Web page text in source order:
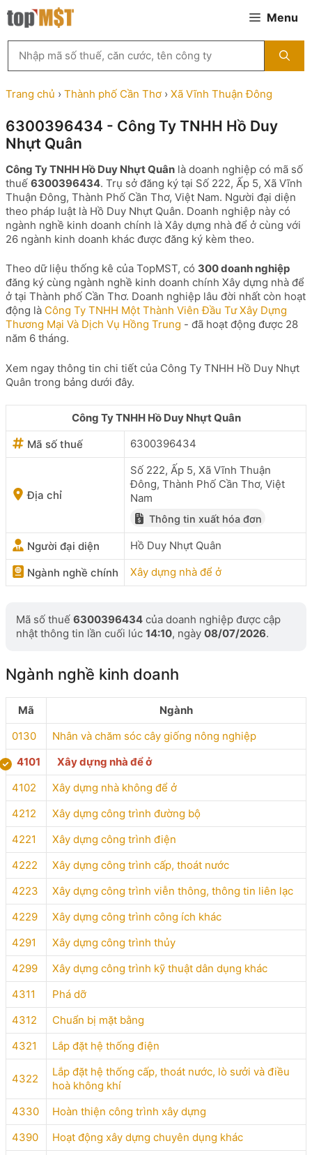
Chuyển
đến
Menu
kiếm
MST
theo
tên
ty,
người
diện
hoặc
mã
số
thuế
...
Trang chủ › Thành phố Cần Thơ › Xã Vĩnh Thuận Đông
6300396434 - Công Ty TNHH Hồ Duy
Nhựt Quân
Công Ty TNHH Hồ Duy Nhựt Quân là doanh nghiệp có mã số
thuế 6300396434. Trụ sở đăng ký tại Số 222, Ấp 5, Xã Vĩnh
Thuận Đông, Thành Phố Cần Thơ, Việt Nam. Người đại diện
theo pháp luật là Hồ Duy Nhựt Quân. Doanh nghiệp này có
ngành nghề kinh doanh chính là Xây dựng nhà để ở cùng với
26 ngành kinh doanh khác được đăng ký kèm theo.
Theo dữ liệu thống kê của TopMST, có 300 doanh nghiệp
đăng ký cùng ngành nghề kinh doanh chính Xây dựng nhà để
ở tại Thành phố Cần Thơ. Doanh nghiệp lâu đời nhất còn hoạt
động là Công Ty TNHH Một Thành Viên Đầu Tư Xây Dựng
Thương Mại Và Dịch Vụ Hồng Trung - đã hoạt động được 28
năm 6 tháng.
Xem ngay thông tin chi tiết của Công Ty TNHH Hồ Duy Nhựt
Quân trong bảng dưới đây.
Công Ty TNHH Hồ Duy Nhựt Quân
Mã số thuế
6300396434
Địa chỉ
Số 222, Ấp 5, Xã Vĩnh Thuận
Đông, Thành Phố Cần Thơ, Việt
Nam
Thông tin xuất hóa đơn
Người đại diện Hồ Duy Nhựt Quân
Ngành nghề chính Xây dựng nhà để ở
Mã số thuế 6300396434 của doanh nghiệp được cập
nhật thông tin lần cuối lúc 14:10, ngày 08/07/2026.
Ngành nghề kinh doanh
Mã
Ngành
0130
Nhân và chăm sóc cây giống nông nghiệp
4101
Xây dựng nhà để ở
4102
Xây dựng nhà không để ở
4212
Xây dựng công trình đường bộ
4221
Xây dựng công trình điện
4222
Xây dựng công trình cấp, thoát nước
4223
Xây dựng công trình viễn thông, thông tin liên lạc
4229
Xây dựng công trình công ích khác
4291
Xây dựng công trình thủy
4299
Xây dựng công trình kỹ thuật dân dụng khác
4311
Phá dỡ
4312
Chuẩn bị mặt bằng
4321
Lắp đặt hệ thống điện
4322
Lắp đặt hệ thống cấp, thoát nước, lò sưởi và điều
hoà không khí
4330
Hoàn thiện công trình xây dựng
4390
Hoạt động xây dựng chuyên dụng khác